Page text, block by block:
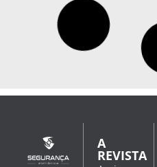
Xiaomi lança câmera
solar e que funciona sem
A Xiaomi lançou na China a
4G Dual-Camera Edition, a
desenvolvida para funcionar